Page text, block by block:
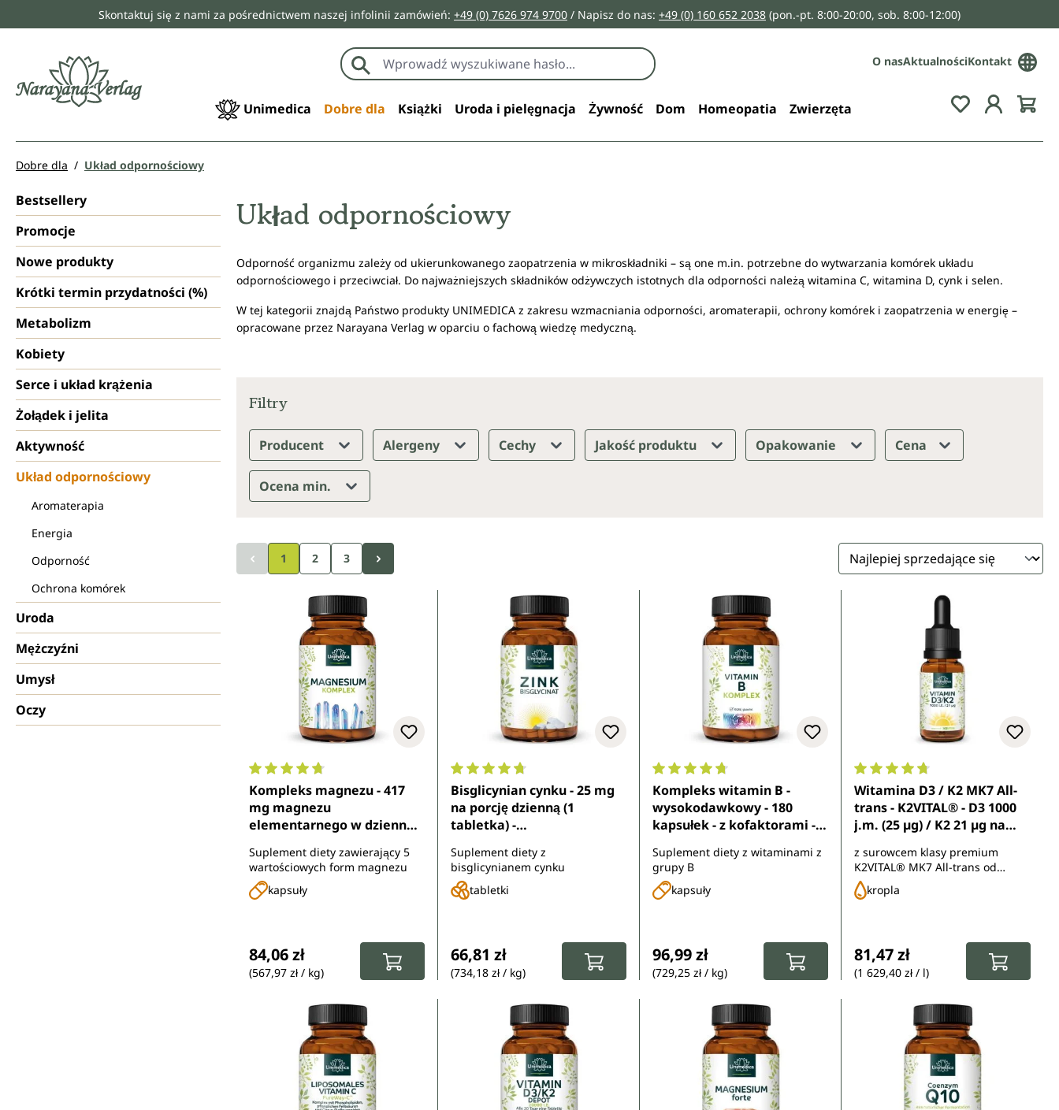
Przejdź do głównej nawigacji
Skontaktuj się z nami za pośrednictwem naszej infolinii zamówień: +49 (0) 7626 974 9700 / Napisz do nas: +49 (0) 160 652 2038 (pon.-pt. 8:00-20:00, sob. 8:00-12:00)
O nasAktualnościKontakt
Unimedica Dobre dla Książki Uroda i pielęgnacja Żywność Dom Homeopatia Zwierzęta You have 0
Dobre dla Układ odpornościowy
Bestsellery
Promocje
Nowe produkty
Krótki termin przydatności (%)
Metabolizm
Kobiety
Serce i układ krążenia
Żołądek i jelita
Aktywność
Układ odpornościowy
Aromaterapia
Energia
Odporność
Ochrona komórek
Uroda
Mężczyźni
Umysł
Oczy
Układ odpornościowy
Odporność organizmu zależy od ukierunkowanego zaopatrzenia w mikroskładniki – są one m.in. potrzebne do wytwarzania komórek układu
odpornościowego i przeciwciał. Do najważniejszych składników odżywczych istotnych dla odporności należą witamina C, witamina D, cynk i selen.
W tej kategorii znajdą Państwo produkty UNIMEDICA z zakresu wzmacniania odporności, aromaterapii, ochrony komórek i zaopatrzenia w energię –
opracowane przez Narayana Verlag w oparciu o fachową wiedzę medyczną.
Filtry
Producent Alergeny Cechy Jakość produktu Opakowanie Cena
Ocena min.
1 2 3
Średnia ocena 4.7 z 5 gwiazdek
Kompleks magnezu - 417
mg magnezu
elementarnego w dziennej
kapsułek - od Unimedica
Suplement diety zawierający 5
wartościowych form magnezu
kapsuły
84,06 zł
(567,97 zł / kg)
Średnia ocena 4.8 z 5 gwiazdek
Bisglicynian cynku - 25 mg
na porcję dzienną (1
tabletka) -
tabletek - od Unimedica
Suplement diety z
bisglicynianem cynku
tabletki
66,81 zł
(734,18 zł / kg)
Średnia ocena 4.8 z 5 gwiazdek
Kompleks witamin B -
wysokodawkowy - 180
kapsułek - z kofaktorami -
Suplement diety z witaminami z
grupy B
kapsuły
96,99 zł
(729,25 zł / kg)
Średnia ocena 4.8 z 5 gwiazdek
Witamina D3 / K2 MK7 All-
trans - K2VITAL® - D3 1000
j.m. (25 µg) / K2 21 µg na
dziennie) - 50 ml - od
Unimedica
z surowcem klasy premium
K2VITAL® MK7 All-trans od
Kappa
kropla
81,47 zł
(1 629,40 zł / l)